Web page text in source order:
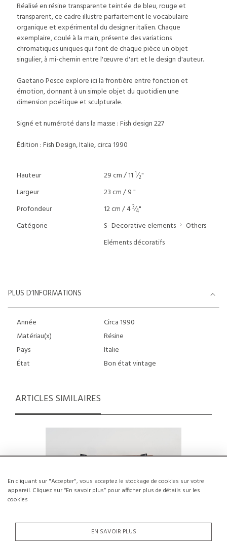
En cliquant sur "Accepter", vous acceptez le stockage de cookies sur votre
appareil. Cliquez sur “En savoir plus” pour afficher plus de détails sur les
cookies
EN SAVOIR PLUS
Réalisé en résine transparente teintée de bleu, rouge et
transparent, ce cadre illustre parfaitement le vocabulaire
organique et expérimental du designer italien. Chaque
exemplaire, coulé à la main, présente des variations
chromatiques uniques qui font de chaque pièce un objet
singulier, à mi-chemin entre l'œuvre d'art et le design d'auteur.
Gaetano Pesce explore ici la frontière entre fonction et
émotion, donnant à un simple objet du quotidien une
dimension poétique et sculpturale.
Signé et numéroté dans la masse : Fish design 227
Édition : Fish Design, Italie, circa 1990
Hauteur 29 cm / 11 1⁄2"
Largeur
23 cm / 9 "
Profondeur
12 cm / 43⁄4"
Catégorie
S- Decorative elements
Others
Eléments décoratifs
PLUS D’INFORMATIONS
Année
Circa 1990
Matériau(x)
Résine
Pays
Italie
État
Bon état vintage
ARTICLES SIMILAIRES